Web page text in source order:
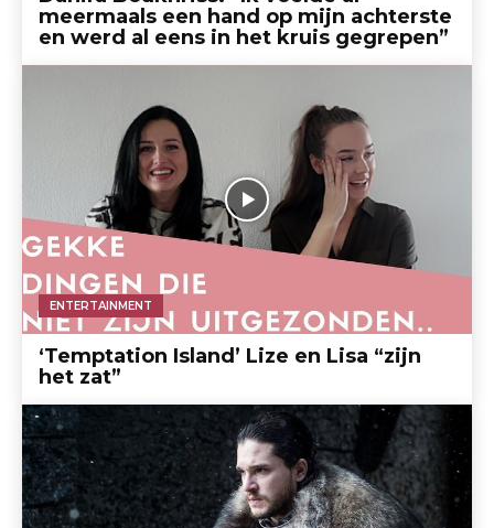
meermaals een hand op mijn achterste
en werd al eens in het kruis gegrepen”
ENTERTAINMENT
‘Temptation Island’ Lize en Lisa “zijn
het zat”